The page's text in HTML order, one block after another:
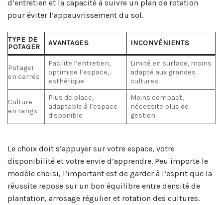
d’entretien et la capacité à suivre un plan de rotation
pour éviter l’appauvrissement du sol.
TYPE DE
POTAGER
AVANTAGES INCONVÉNIENTS
Potager
en carrés
Facilite l’entretien,
optimise l’espace,
esthétique
Limité en surface, moins
adapté aux grandes
cultures
Culture
en rangs
Plus de place,
adaptable à l’espace
disponible
Moins compact,
nécessite plus de
gestion
Le choix doit s’appuyer sur votre espace, votre
disponibilité et votre envie d’apprendre. Peu importe le
modèle choisi, l’important est de garder à l’esprit que la
réussite repose sur un bon équilibre entre densité de
plantation, arrosage régulier et rotation des cultures.